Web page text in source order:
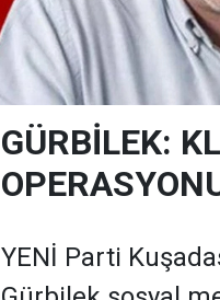
GÜRBİLEK:
YENİ Parti